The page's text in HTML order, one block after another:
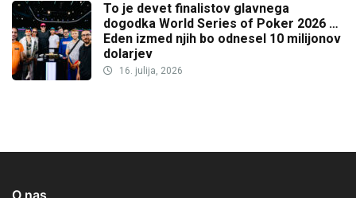
To je devet finalistov glavnega
dogodka World Series of Poker 2026 …
Eden izmed njih bo odnesel 10 milijonov
dolarjev
16. julija, 2026